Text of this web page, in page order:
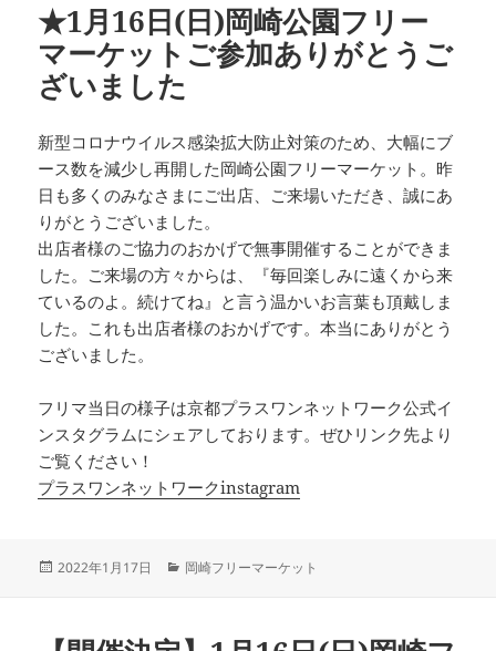
ー
★1月16日(日)岡崎公園フリー
マーケットご参加ありがとうご
ざいました
新型コロナウイルス感染拡大防止対策のため、大幅にブ
ース数を減少し再開した岡崎公園フリーマーケット。昨
日も多くのみなさまにご出店、ご来場いただき、誠にあ
りがとうございました。
出店者様のご協力のおかげで無事開催することができま
した。ご来場の方々からは、『毎回楽しみに遠くから来
ているのよ。続けてね』と言う温かいお言葉も頂戴しま
した。これも出店者様のおかげです。本当にありがとう
ございました。
フリマ当日の様子は京都プラスワンネットワーク公式イ
ンスタグラムにシェアしております。ぜひリンク先より
ご覧ください！
プラスワンネットワークinstagram
投
2022年1月17日
カ
ー
岡崎フリーマーケット